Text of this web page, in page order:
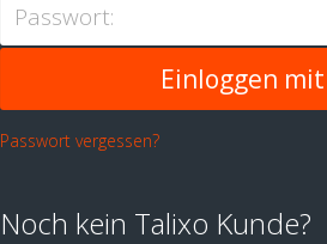
Passwort:
Passwort vergessen?
Noch kein Talixo Kunde?